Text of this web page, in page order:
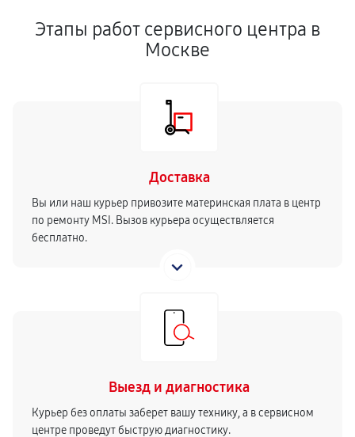
Этапы работ сервисного центра в
Москве
Доставка
Вы или наш курьер привозите материнская плата в центр
по ремонту MSI. Вызов курьера осуществляется
бесплатно.
Выезд и диагностика
Курьер без оплаты заберет вашу технику, а в сервисном
центре проведут быструю диагностику.